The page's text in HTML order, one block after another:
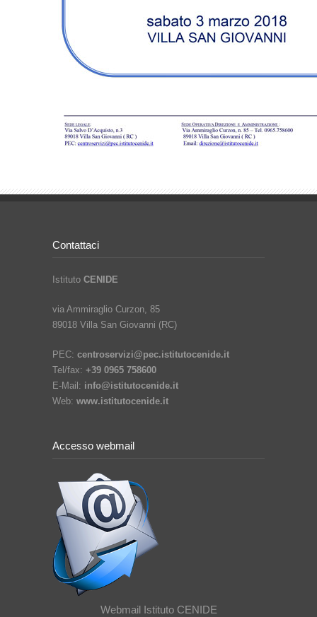
Contattaci
Istituto CENIDE
via Ammiraglio Curzon, 85
89018 Villa San Giovanni (RC)
PEC: centroservizi@pec.istitutocenide.it
Tel/fax: +39 0965 758600
E-Mail: info@istitutocenide.it
Web: www.istitutocenide.it
Accesso webmail
Webmail Istituto CENIDE